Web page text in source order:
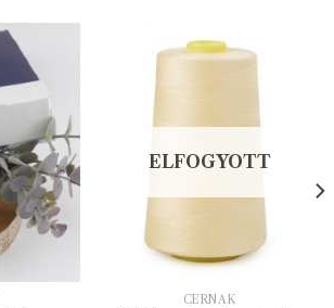
ELFOGYOTT
CÉRNÁK